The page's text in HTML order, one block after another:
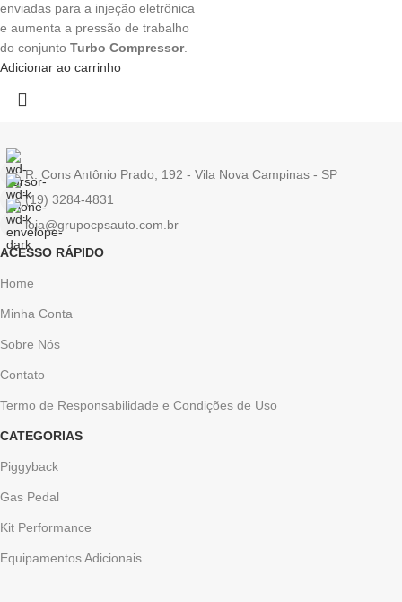
enviadas para a injeção eletrônica
e aumenta a pressão de trabalho
do conjunto Turbo Compressor.
Adicionar ao carrinho
R. Cons Antônio Prado, 192 - Vila Nova Campinas - SP
(19) 3284-4831
loja@grupocpsauto.com.br
ACESSO RÁPIDO
Home
Minha Conta
Sobre Nós
Contato
Termo de Responsabilidade e Condições de Uso
CATEGORIAS
Piggyback
Gas Pedal
Kit Performance
Equipamentos Adicionais